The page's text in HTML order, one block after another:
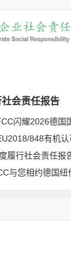
会责任报告
履行社会责任报
与您相约德国纽